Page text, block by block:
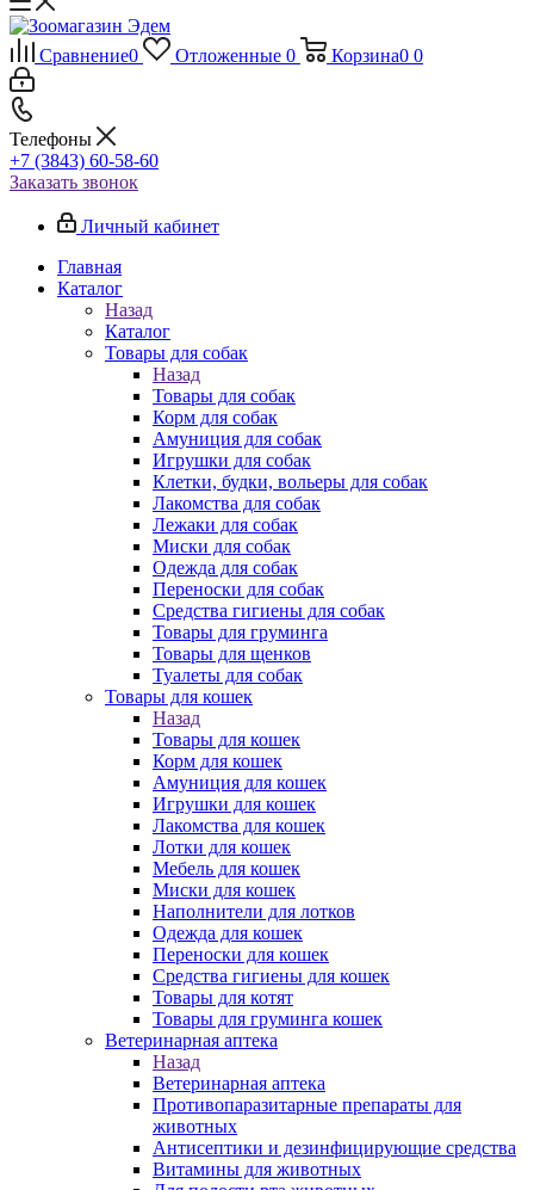
Сравнение0 Отложенные 0 Корзина0 0
Телефоны
+7 (3843) 60-58-60
Заказать звонок
Личный кабинет
Главная
Каталог
Назад
Каталог
Товары для собак
Назад
Товары для собак
Корм для собак
Амуниция для собак
Игрушки для собак
Клетки, будки, вольеры для собак
Лакомства для собак
Лежаки для собак
Миски для собак
Одежда для собак
Переноски для собак
Средства гигиены для собак
Товары для груминга
Товары для щенков
Туалеты для собак
Товары для кошек
Назад
Товары для кошек
Корм для кошек
Амуниция для кошек
Игрушки для кошек
Лакомства для кошек
Лотки для кошек
Мебель для кошек
Миски для кошек
Наполнители для лотков
Одежда для кошек
Переноски для кошек
Средства гигиены для кошек
Товары для котят
Товары для груминга кошек
Ветеринарная аптека
Назад
Ветеринарная аптека
Противопаразитарные препараты для
животных
Антисептики и дезинфицирующие средства
Витамины для животных